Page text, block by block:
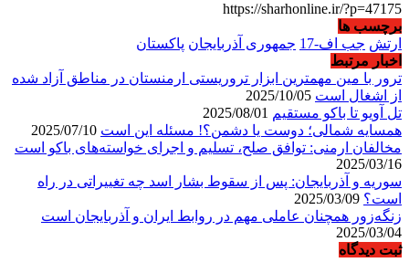
https://sharhonline.ir/?p=47175
برچسب ها
ارتش جب اف-17 جمهوری آذربایجان پاکستان
اخبار مرتبط
ترور با مین مهمترین ابزار تروریستی ارمنستان در مناطق آزاد شده
از اشغال است
تل آویو تا باکو مستقیم
همسایه شمالی؛ دوست یا دشمن؟! مسئله این است
مخالفان ارمنی: توافق صلح، تسلیم و اجرای خواسته‌های باکو است
2025/03/16
سوریه و آذربایجان: پس از سقوط بشار اسد چه تغییراتی در راه
است؟
زنگه‌زور همچنان عاملی مهم در روابط ایران و آذربایجان است
2025/03/04
ثبت دیدگاه